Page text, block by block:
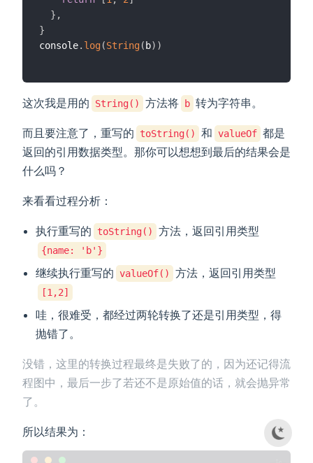
} ,
}
console. log(String( b) )
这次我是用的 String() 方法将 b 转为字符串。
而且要注意了，重写的 toString() 和 valueOf 都是
返回的引用数据类型。那你可以想想到最后的结果会是
什么吗？
来看看过程分析：
执行重写的 toString() 方法，返回引用类型
{name: 'b'}
继续执行重写的 valueOf() 方法，返回引用类型
[1,2]
哇，很难受，都经过两轮转换了还是引用类型，得
抛错了。
没错，这里的转换过程最终是失败了的，因为还记得流
程图中，最后一步了若还不是原始值的话，就会抛异常
了。
所以结果为：